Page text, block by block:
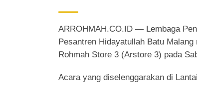
ARROHMAH.CO.ID — Lembaga
Pesantren Hidayatullah Batu
Rohmah Store 3 (Arstore 3) pada
Acara yang diselenggarakan di